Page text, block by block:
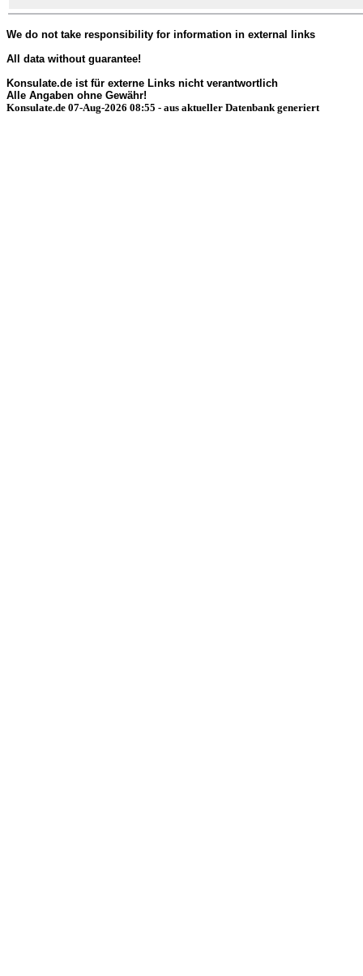
We do not take responsibility for information in external links
All data without guarantee!
Konsulate.de ist für externe Links nicht verantwortlich
Alle Angaben ohne Gewähr!
Konsulate.de 07-Aug-2026 08:55 - aus aktueller Datenbank generiert